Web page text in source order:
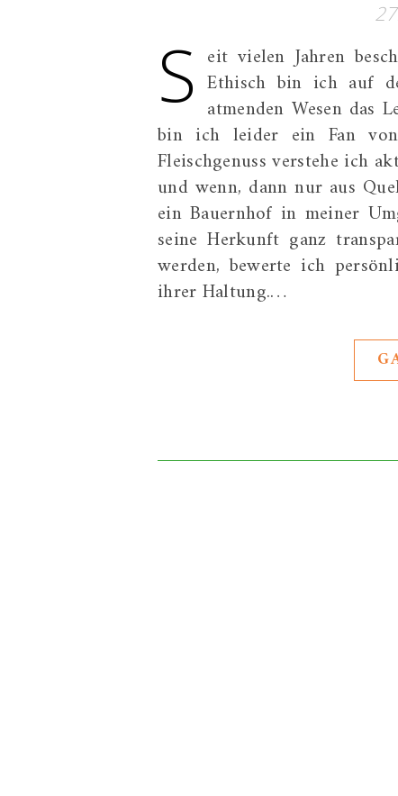
S eit vielen Jahren
Ethisch bin ich auf
atmenden Wesen das
bin ich leider ein Fan von
Fleischgenuss verstehe ich
und wenn, dann nur aus
ein Bauernhof in meiner
seine Herkunft ganz
werden, bewerte ich
ihrer Haltung.…